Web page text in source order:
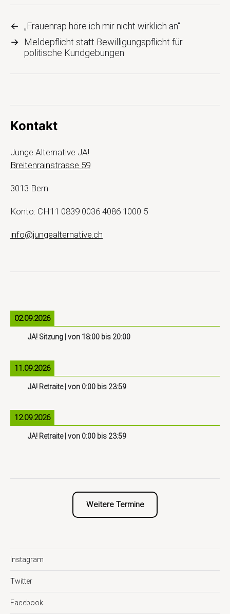
← „Frauenrap höre ich mir nicht wirklich an“
→ Meldepflicht statt Bewilligungspflicht für
politische Kundgebungen
Kontakt
Junge Alternative JA!
Breitenrainstrasse 59
3013 Bern
Konto: CH11 0839 0036 4086 1000 5
info@jungealternative.ch
02.09.2026
JA! Sitzung | von 18:00 bis 20:00
11.09.2026
JA! Retraite| von 0:00 bis 23:59
12.09.2026
JA! Retraite| von 0:00 bis 23:59
Weitere Termine
Instagram
Twitter
Facebook